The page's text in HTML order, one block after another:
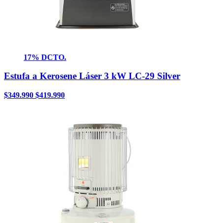
17% DCTO.
Estufa a Kerosene Láser 3 kW LC-29 Silver
$349.990 $419.990